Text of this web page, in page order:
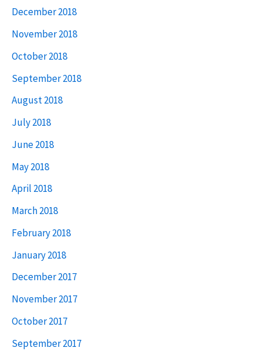
December 2018
November 2018
October 2018
September 2018
August 2018
July 2018
June 2018
May 2018
April 2018
March 2018
February 2018
January 2018
December 2017
November 2017
October 2017
September 2017